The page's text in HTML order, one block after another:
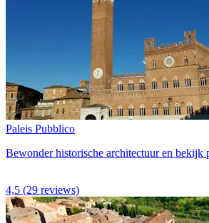
Paleis Pubblico
Bewonder historische architectuur en bekijk
4,5 (29 reviews)